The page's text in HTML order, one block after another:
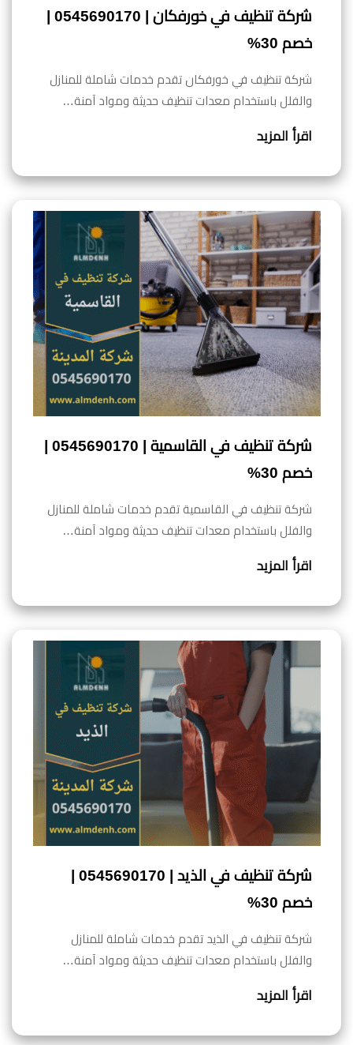
خصم 30%
شركة تنظيف في خورفكان تقدم خدمات شاملة للمنازل
والفلل باستخدام معدات تنظيف حديثة ومواد آمنة…
اقرأ المزيد
خصم 30%
شركة تنظيف في القاسمية تقدم خدمات شاملة للمنازل
والفلل باستخدام معدات تنظيف حديثة ومواد آمنة…
اقرأ المزيد
خصم 30%
شركة تنظيف في الذيد تقدم خدمات شاملة للمنازل
والفلل باستخدام معدات تنظيف حديثة ومواد آمنة…
اقرأ المزيد